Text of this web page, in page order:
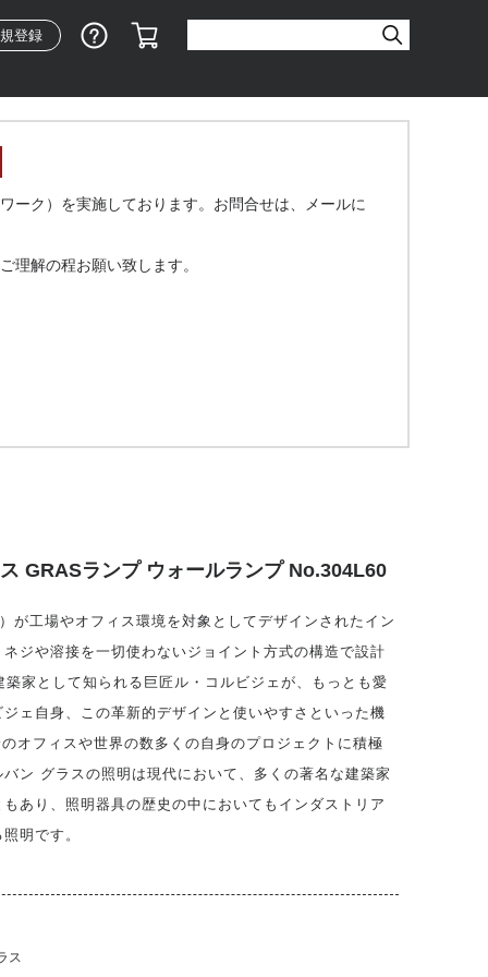
登録 ショッピングガイド
ーク）を実施しております。お問合せは、メールに
理解の程お願い致します。
GRASランプ ウォールランプ No.304L60
が工場やオフィス環境を対象としてデザインされたイン
ジや溶接を一切使わないジョイント方式の構造で設計
家として知られる巨匠ル・コルビジェが、もっとも愛
ェ自身、この革新的デザインと使いやすさといった機
オフィスや世界の数多くの自身のプロジェクトに積極
ン グラスの照明は現代において、多くの著名な建築家
あり、照明器具の歴史の中においてもインダストリア
明です。
ス